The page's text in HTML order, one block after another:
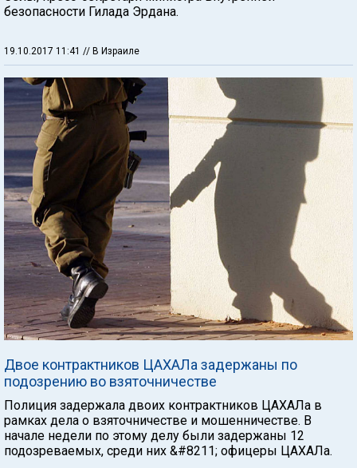
безопасности Гилада Эрдана.
19.10.2017 11:41 // В Израиле
Двое контрактников ЦАХАЛа задержаны по
подозрению во взяточничестве
Полиция задержала двоих контрактников ЦАХАЛа в
рамках дела о взяточничестве и мошенничестве. В
начале недели по этому делу были задержаны 12
подозреваемых, среди них &#8211; офицеры ЦАХАЛа.